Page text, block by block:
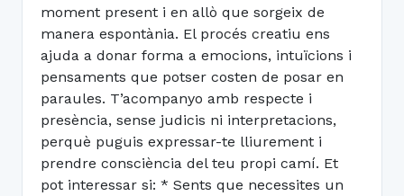
moment present i en allò que sorgeix de
manera espontània. El procés creatiu ens
ajuda a donar forma a emocions, intuïcions i
pensaments que potser costen de posar en
paraules. T’acompanyo amb respecte i
presència, sense judicis ni interpretacions,
perquè puguis expressar-te lliurement i
prendre consciència del teu propi camí. Et
pot interessar si: * Sents que necessites un